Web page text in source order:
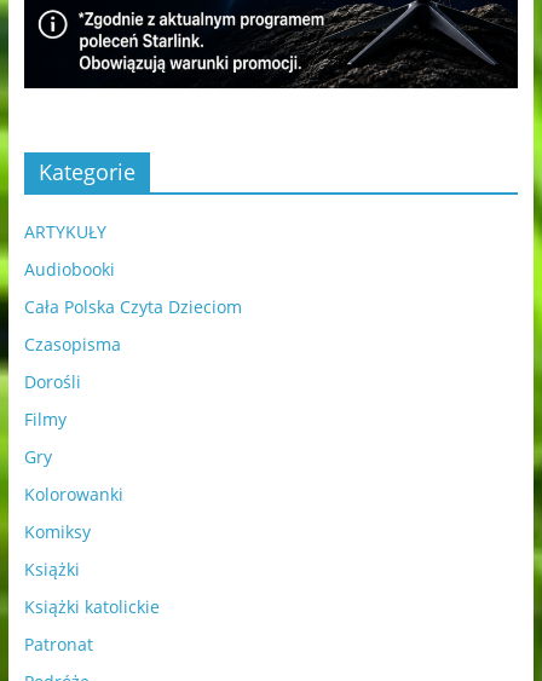
Kategorie
ARTYKUŁY
Audiobooki
Cała Polska Czyta Dzieciom
Czasopisma
Dorośli
Filmy
Gry
Kolorowanki
Komiksy
Książki
Książki katolickie
Patronat